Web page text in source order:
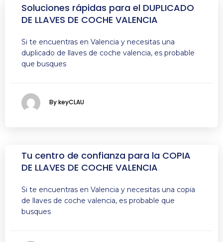
Soluciones rápidas para el DUPLICADO
DE LLAVES DE COCHE VALENCIA
Si te encuentras en Valencia y necesitas una
duplicado de llaves de coche valencia, es probable
que busques
By keyCLAU
Tu centro de confianza para la COPIA
DE LLAVES DE COCHE VALENCIA
Si te encuentras en Valencia y necesitas una copia
de llaves de coche valencia, es probable que
busques